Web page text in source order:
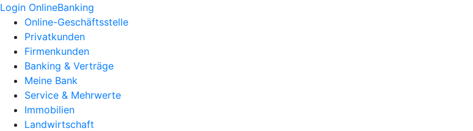
Login OnlineBanking
Online-Geschäftsstelle
Privatkunden
Firmenkunden
Banking & Verträge
Meine Bank
Service & Mehrwerte
Immobilien
Landwirtschaft